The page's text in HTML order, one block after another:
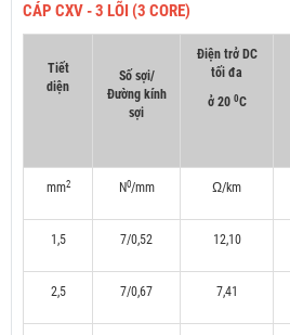
CÁP CXV - 3 LÕI (3 CORE)
Tiết
diện
Số sợi/
Đường kính
sợi
Điện trở DC
tối đa
ở 20 0C
mm2 N0/mm Ω/km
1,5 7/0,52 12,10
2,5 7/0,67 7,41